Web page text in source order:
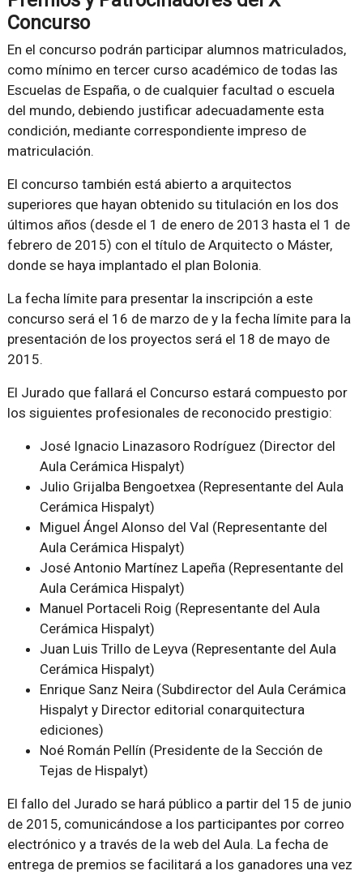
Concurso
En el concurso podrán participar alumnos matriculados,
como mínimo en tercer curso académico de todas las
Escuelas de España, o de cualquier facultad o escuela
del mundo, debiendo justificar adecuadamente esta
condición, mediante correspondiente impreso de
matriculación.
El concurso también está abierto a arquitectos
superiores que hayan obtenido su titulación en los dos
últimos años (desde el 1 de enero de 2013 hasta el 1 de
febrero de 2015) con el título de Arquitecto o Máster,
donde se haya implantado el plan Bolonia.
La fecha límite para presentar la inscripción a este
concurso será el 16 de marzo de y la fecha límite para la
presentación de los proyectos será el 18 de mayo de
2015.
El Jurado que fallará el Concurso estará compuesto por
los siguientes profesionales de reconocido prestigio:
José Ignacio Linazasoro Rodríguez (Director del
Aula Cerámica Hispalyt)
Julio Grijalba Bengoetxea (Representante del Aula
Cerámica Hispalyt)
Miguel Ángel Alonso del Val (Representante del
Aula Cerámica Hispalyt)
José Antonio Martínez Lapeña (Representante del
Aula Cerámica Hispalyt)
Manuel Portaceli Roig (Representante del Aula
Cerámica Hispalyt)
Juan Luis Trillo de Leyva (Representante del Aula
Cerámica Hispalyt)
Enrique Sanz Neira (Subdirector del Aula Cerámica
Hispalyt y Director editorial conarquitectura
ediciones)
Noé Román Pellín (Presidente de la Sección de
Tejas de Hispalyt)
El fallo del Jurado se hará público a partir del 15 de junio
de 2015, comunicándose a los participantes por correo
electrónico y a través de la web del Aula. La fecha de
entrega de premios se facilitará a los ganadores una vez